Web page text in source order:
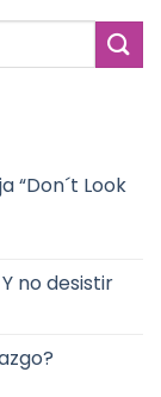
“Don´t Look
no desistir